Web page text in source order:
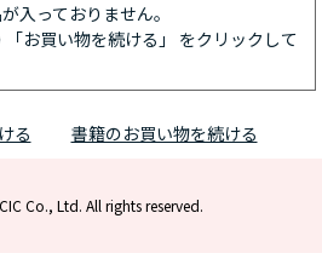
入っておりません。
お買い物を続ける」 をクリックして
る 書籍のお買い物を続ける
Co., Ltd. All rights reserved.